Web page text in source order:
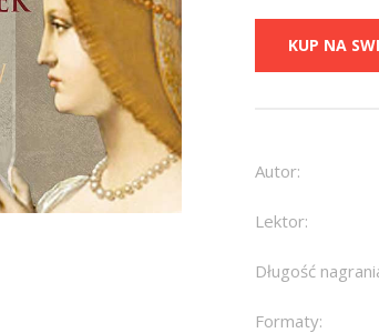
KUP NA
Autor:
Lektor:
Długość
Formaty: